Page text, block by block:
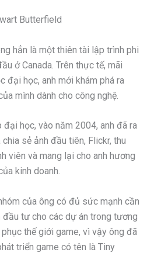
Butterfield
hẳn là một thiên tài lập trình phi
ở Canada. Trên thực tế, mãi
đại học, anh mới khám phá ra
mình dành cho công nghệ.
đại học, vào năm 2004, anh đã ra
sẻ ảnh đầu tiên, Flickr, thu
viên và mang lại cho anh hương
kinh doanh.
của ông có đủ sức mạnh cần
tư cho các dự án trong tương
thế giới game, vì vậy ông đã
triển game có tên là Tiny